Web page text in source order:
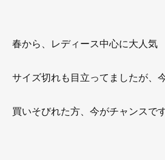
春から、レディース中心に大人気
サイズ切れも目立ってましたが、
買いそびれた方、今がチャンスで